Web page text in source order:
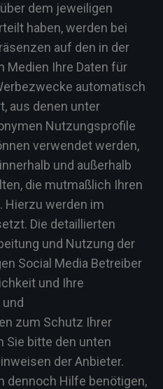
dem jeweiligen
haben, werden bei
auf den in der
Medien Ihre Daten für
automatisch
aus denen unter
Nutzungsprofile
verwendet werden,
und außerhalb
die mutmaßlich Ihren
Hierzu werden im
Die detaillierten
und Nutzung der
Social Media Betreiber
und Ihre
zum Schutz Ihrer
Sie bitte den unten
der Anbieter.
dennoch Hilfe benötigen,